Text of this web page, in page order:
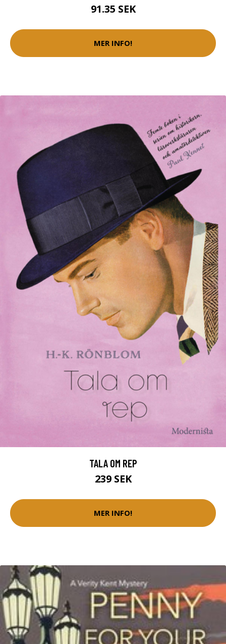
91.35 SEK
MER INFO!
TALA OM REP
239 SEK
MER INFO!